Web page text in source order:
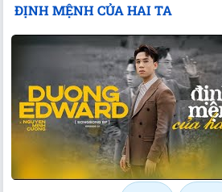
ĐỊNH MỆNH CỦA HAI TA